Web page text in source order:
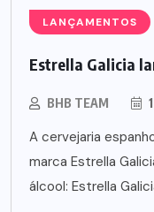
LANÇAMENTOS
Estrella Galicia
BHB TEAM
A cervejaria
marca Estrella
álcool: Estrella